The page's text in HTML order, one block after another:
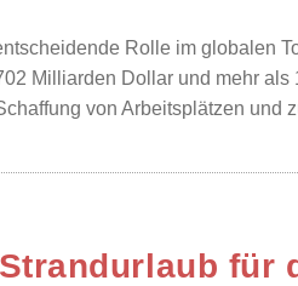
Rolle im globalen
Milliarden Dollar und mehr
von Arbeitsplätzen und
für